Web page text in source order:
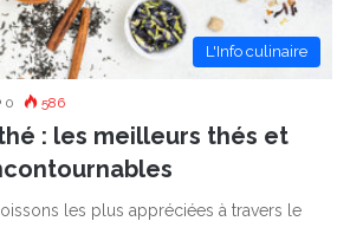
L'Info culinaire
0 586
: les meilleurs thés et
les plus appréciées à travers le